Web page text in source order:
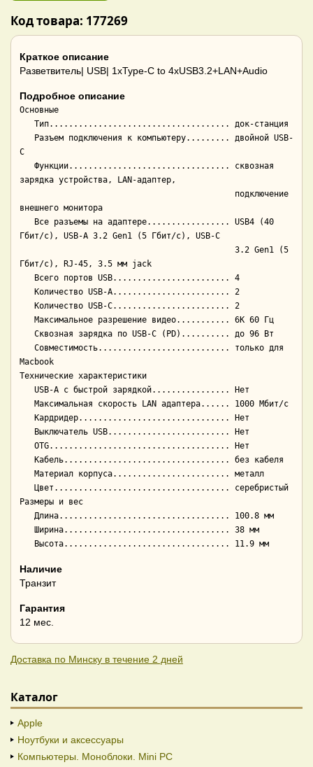
Код товара: 177269
Краткое описание
Разветвитель| USB| 1xType-С to 4xUSB3.2+LAN+Audio
Подробное описание
Основные
C
зарядка устройства, LAN-адаптер,
внешнего монитора
Гбит/с), USB-A 3.2 Gen1 (5 Гбит/с), USB-C
Гбит/с), RJ-45, 3.5 мм jack
Macbook
Технические характеристики
Размеры и вес
Наличие
Транзит
Гарантия
12 мес.
Доставка по Минску в течение 2 дней
Каталог
Apple
Ноутбуки и аксессуары
Компьютеры. Моноблоки. Mini PC